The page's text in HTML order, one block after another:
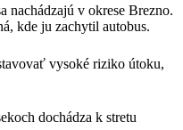
nachádzajú v okrese Brezno.
kde ju zachytil autobus.
vysoké riziko útoku,
dochádza k stretu